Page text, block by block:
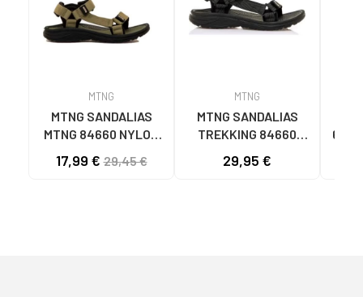
MTNG
MTNG SANDALIAS
MTNG 84660 NYLON
C59785 - - NYLON
17,99 €29,45 €
MTNG
MTNG SANDALIAS
TREKKING 84660
C59810 - - NYLON
29,95 €